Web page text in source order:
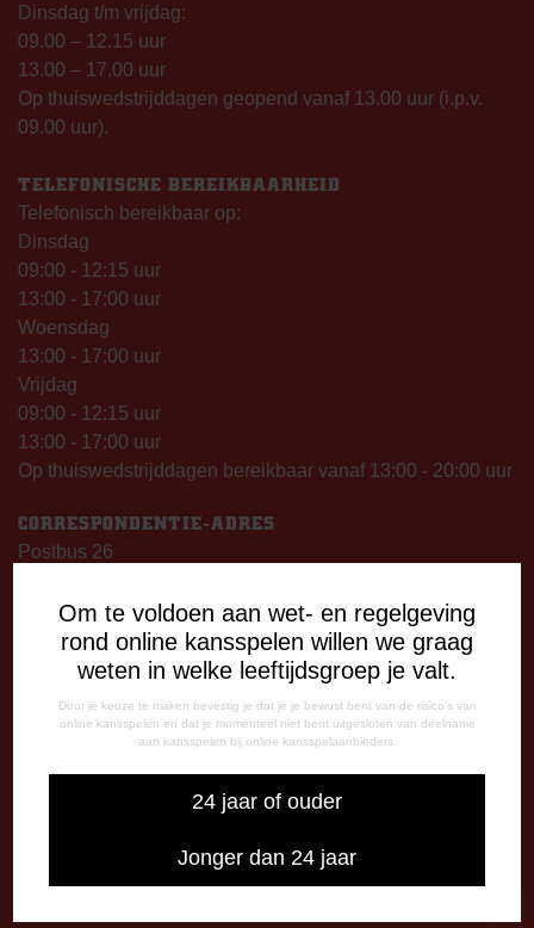
Om te voldoen aan wet- en regelgeving
rond online kansspelen willen we graag
weten in welke leeftijdsgroep je valt.
Door je keuze te maken bevestig je dat je je bewust bent van de risico's van
online kansspelen en dat je momenteel niet bent uitgesloten van deelname
aan kansspelen bij online kansspelaanbieders.
24 jaar of ouder
Jonger dan 24 jaar
Dinsdag t/m vrijdag:
09.00 – 12.15 uur
13.00 – 17.00 uur
Op thuiswedstrijddagen geopend vanaf 13.00 uur (i.p.v.
09.00 uur).
TELEFONISCHE BEREIKBAARHEID
Telefonisch bereikbaar op:
Dinsdag
09:00 - 12:15 uur
13:00 - 17:00 uur
Woensdag
13:00 - 17:00 uur
Vrijdag
09:00 - 12:15 uur
13:00 - 17:00 uur
Op thuiswedstrijddagen bereikbaar vanaf 13:00 - 20:00 uur
CORRESPONDENTIE-ADRES
Postbus 26
CONTACT
0591-670670
info@fcemmen.nl
Importeer alle wedstrijden in je agenda!